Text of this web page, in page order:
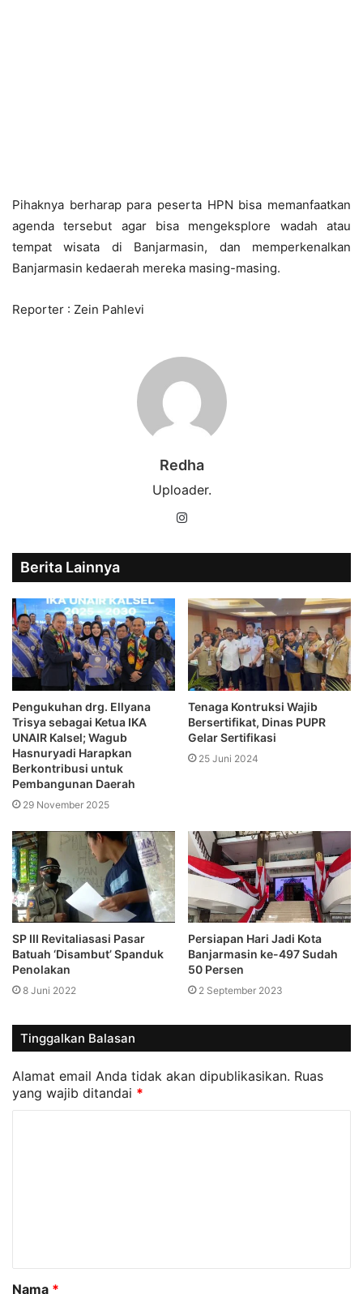
Pihaknya berharap para peserta HPN bisa memanfaatkan
agenda tersebut agar bisa mengeksplore wadah atau
tempat wisata di Banjarmasin, dan memperkenalkan
Banjarmasin kedaerah mereka masing-masing.
Reporter : Zein Pahlevi
Redha
Uploader.
Instagram
Berita Lainnya
Pengukuhan drg. Ellyana
Trisya sebagai Ketua IKA
UNAIR Kalsel; Wagub
Hasnuryadi Harapkan
Berkontribusi untuk
Pembangunan Daerah
29 November 2025
Tenaga Kontruksi Wajib
Bersertifikat, Dinas PUPR
Gelar Sertifikasi
25 Juni 2024
SP III Revitaliasasi Pasar
Batuah ‘Disambut’ Spanduk
Penolakan
8 Juni 2022
Persiapan Hari Jadi Kota
Banjarmasin ke-497 Sudah
50 Persen
2 September 2023
Tinggalkan Balasan
Alamat email Anda tidak akan dipublikasikan. Ruas
yang wajib ditandai *
a
Nama *